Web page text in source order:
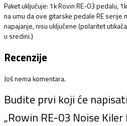
Paket uključuje: 1k Rovin RE-03 pedalu,
na umu da ove gitarske pedale RE serije
napajanje, nisu uključene (polaritet
u sredini.)
Recenzije
Još nema komentara.
Budite prvi koji će
„Rowin RE-03 Noise